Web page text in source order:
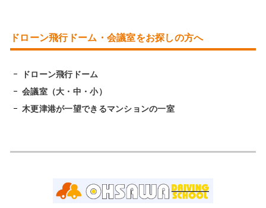
ドローン飛行ドーム・会議室をお探しの方へ
ドローン飛行ドーム
会議室（大・中・小）
木更津港が一望できるマンションの一室